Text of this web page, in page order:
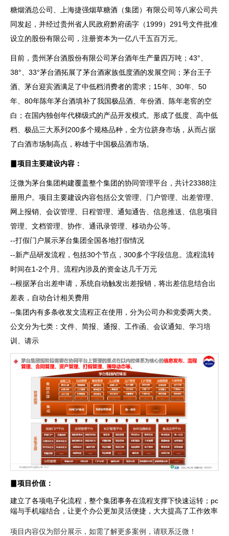
糖烟酒总公司、上海捷强烟草糖酒（集团）有限公司等八家公司共
同发起，并经过贵州省人民政府黔府函字（1999）291号文件批准
设立的股份有限公司，注册资本为一亿八千五百万元。
目前，贵州茅台酒股份有限公司茅台酒年生产量四万吨；43°、
38°、33°茅台酒拓展了茅台酒家族低度酒的发展空间；茅台王子
酒、茅台迎宾酒满足了中低档消费者的需求；15年、30年、50
年、80年陈年茅台酒填补了我国极品酒、年份酒、陈年老窖的空
白；在国内独创年代梯级式的产品开发模式。形成了低度、高中低
档、极品三大系列200多个规格品种，全方位跻身市场，从而占据
了白酒市场制高点，称雄于中国极品酒市场。
▊项目主要建设内容：
泛微为茅台集团构建覆盖整个集团的协同管理平台，共计23388注
册用户。项目主要建设内容包括公文管理、门户管理、出差管理、
网上报销、会议管理、日程管理、通知通告、信息推送、信息项目
管理、文档管理、协作、通讯录管理、移动办公等。
--打假门户展示茅台集团全国各地打假情况
--新产品研发流程，包括30个节点，300多个字段信息。流程流转
时间在1-2个月。流程内涉及的资金达几千万元
--根据茅台出差申请，系统自动触发出差报销，将出差信息结合出
差表，自动合计相关费用
--集团内有多条收发文流程正在使用，分为公司办和党委两大类。
公文分为七类：文件、简报、通报、工作函、会议通知、学习培
训、请示
▊项目价值：
建立了各项电子化流程，整个集团事务在流程支撑下快速运转；pc
端与手机端结合，让更个办公更加灵活便捷，大大提高了工作效率
项目内容仅为部分展示，如需了解更多案例，请联系泛微！